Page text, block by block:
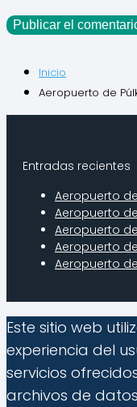
Inicio
Aeropuerto de
Entradas recientes
Aeropuerto
Aeropuerto
Aeropuerto
Aeropuerto
Aeropuerto
Este sitio web
experiencia del
servicios
archivos de